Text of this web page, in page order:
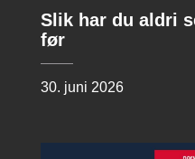
Slik har du aldri
før
30. juni 2026